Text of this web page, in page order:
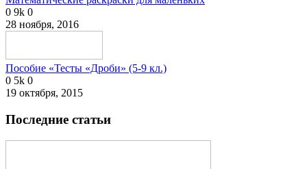
0 9k 0
28 ноября, 2016
Пособие «Тесты «Дроби» (5-9 кл.)
0 5k 0
19 октября, 2015
Последние статьи